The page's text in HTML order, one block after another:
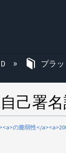
プラ
己署
の脆弱性</